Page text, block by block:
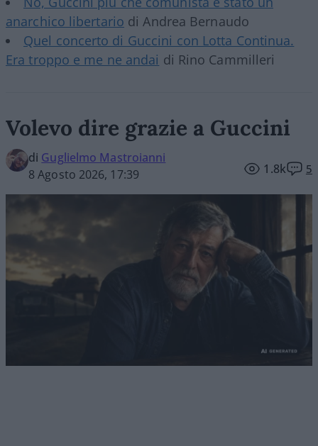
anarchico libertario di Andrea Bernaudo
Quel concerto di Guccini con Lotta Continua.
Era troppo e me ne andai di Rino Cammilleri
Volevo dire grazie a Guccini
di Guglielmo Mastroianni
8 Agosto 2026, 17:39
1.8k 5